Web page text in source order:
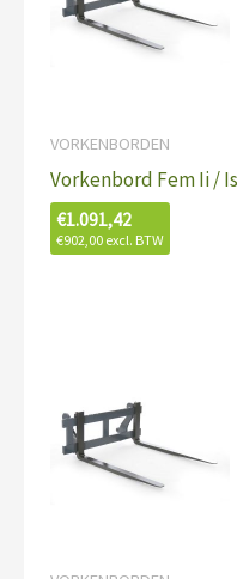
VORKENBORDEN
Vorkenbord Fem Ii /
€1.091,42
€902,00 excl. BTW